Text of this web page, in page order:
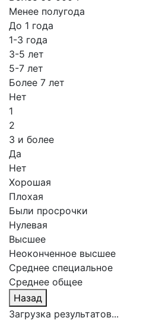
Менее полугода
До 1 года
1-3 года
3-5 лет
5-7 лет
Более 7 лет
Нет
1
2
3 и более
Да
Нет
Хорошая
Плохая
Были просрочки
Нулевая
Высшее
Неоконченное высшее
Среднее специальное
Среднее общее
Назад
Загрузка результатов...